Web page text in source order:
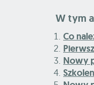
W tym
Co
Nowy